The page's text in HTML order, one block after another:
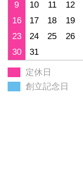
9
10 11 12
16
17 18 19
23
24 25 26
30
31
定休日
創立記念日